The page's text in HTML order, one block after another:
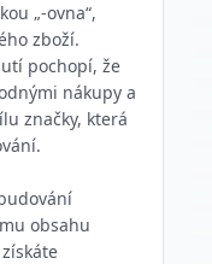
„-ovna“,
zboží.
pochopí, že
nákupy a
značky, která
obsahu